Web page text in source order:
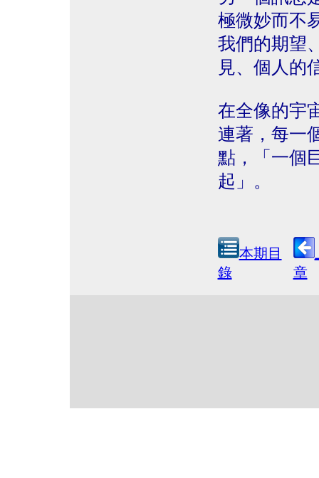
極微妙而不
我們的期望
見、個人
在全像的宇
連著，每一
點，「一個
起」。
本期目
錄
章